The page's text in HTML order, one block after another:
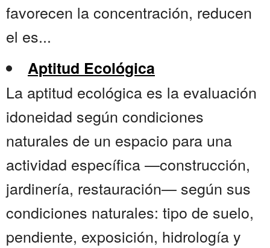
favorecen la concentración, reducen
el es...
Aptitud Ecológica
La aptitud ecológica es la evaluación
idoneidad según condiciones
naturales de un espacio para una
actividad específica —construcción,
jardinería, restauración— según sus
condiciones naturales: tipo de suelo,
pendiente, exposición, hidrología y